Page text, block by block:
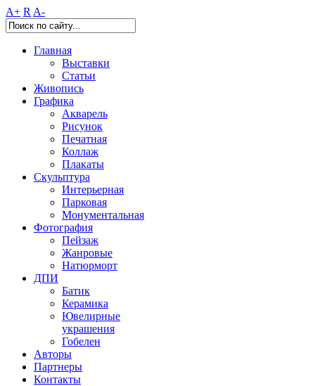
A+ R A-
Главная
Выставки
Статьи
Живопись
Графика
Акварель
Рисунок
Печатная
Коллаж
Плакаты
Скульптура
Интерьерная
Парковая
Монументальная
Фотография
Пейзаж
Жанровые
Натюрморт
ДПИ
Батик
Керамика
Ювелирные
украшения
Гобелен
Авторы
Партнеры
Контакты